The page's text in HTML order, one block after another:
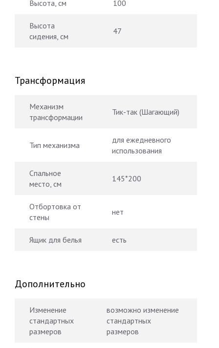
Высота, см 100
Высота
сидения, см
47
Трансформация
Механизм
трансформации
Тик-так (Шагающий)
Тип механизма
для ежедневного
использования
Спальное
место, см
145*200
Отбортовка от
стены
нет
Ящик для белья есть
Дополнительно
Изменение
стандартных
размеров
возможно изменение
стандартных
размеров